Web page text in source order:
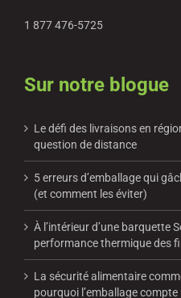
1 877 476-5725
Sur notre blogue
Le défi des livraisons en
question de distance
5 erreurs d’emballage qui
(et comment les éviter)
À l’intérieur d’une barquette
performance thermique des
La sécurité alimentaire
pourquoi l’emballage compte